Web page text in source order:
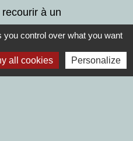
à un
control over what you want
all cookies Personalize